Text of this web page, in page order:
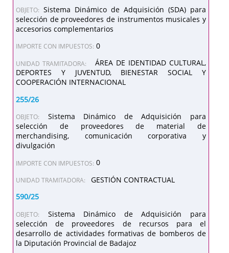
OBJETO:
Sistema Dinámico de Adquisición (SDA) para
selección de proveedores de instrumentos musicales y
accesorios complementarios
IMPORTE CON IMPUESTOS: 0
UNIDAD TRAMITADORA:
ÁREA DE IDENTIDAD CULTURAL,
DEPORTES Y JUVENTUD, BIENESTAR SOCIAL Y
COOPERACIÓN INTERNACIONAL
255/26
OBJETO:
Sistema Dinámico de Adquisición para
selección de proveedores de material de
merchandising, comunicación corporativa y
divulgación
IMPORTE CON IMPUESTOS: 0
UNIDAD TRAMITADORA:
GESTIÓN CONTRACTUAL
590/25
OBJETO:
Sistema Dinámico de Adquisición para
selección de proveedores de recursos para el
desarrollo de actividades formativas de bomberos de
la Diputación Provincial de Badajoz